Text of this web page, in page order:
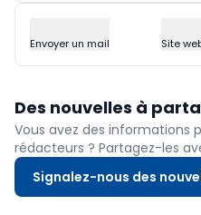
Envoyer un mail Site
Des nouvelles à
Vous avez des informations
rédacteurs ? Partagez-les
Signalez-nous des